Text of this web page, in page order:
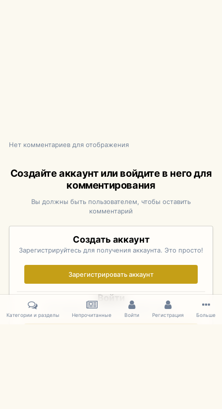
Нет комментариев для отображения
Создайте аккаунт или войдите в него для
комментирования
Вы должны быть пользователем, чтобы оставить
комментарий
Создать аккаунт
Зарегистрируйтесь для получения аккаунта. Это просто!
Зарегистрировать аккаунт
Войти
Уже зарегистрированы? Войдите здесь.
Категории и разделы Непрочитанные Войти Регистрация Больше